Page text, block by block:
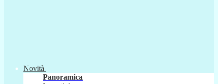
Novità
Panoramica